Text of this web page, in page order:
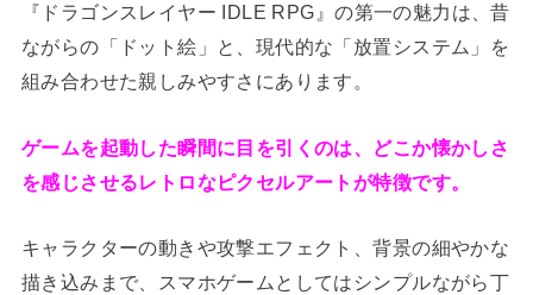
『ドラゴンスレイヤー IDLE RPG』の第一の魅力は、昔
ながらの「ドット絵」と、現代的な「放置システム」を
組み合わせた親しみやすさにあります。
ゲームを起動した瞬間に目を引くのは、どこか懐かしさ
を感じさせるレトロなピクセルアートが特徴です。
キャラクターの動きや攻撃エフェクト、背景の細やかな
描き込みまで、スマホゲームとしてはシンプルながら丁